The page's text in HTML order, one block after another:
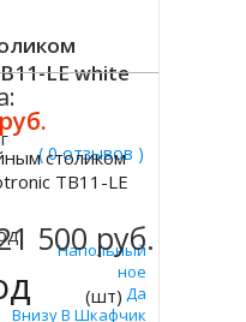
LE white
( 0 отзывов )
Напольный
Электронное
Да
Внизу В Шкафчик
столиком
TB11-LE
500 руб.
(шт)